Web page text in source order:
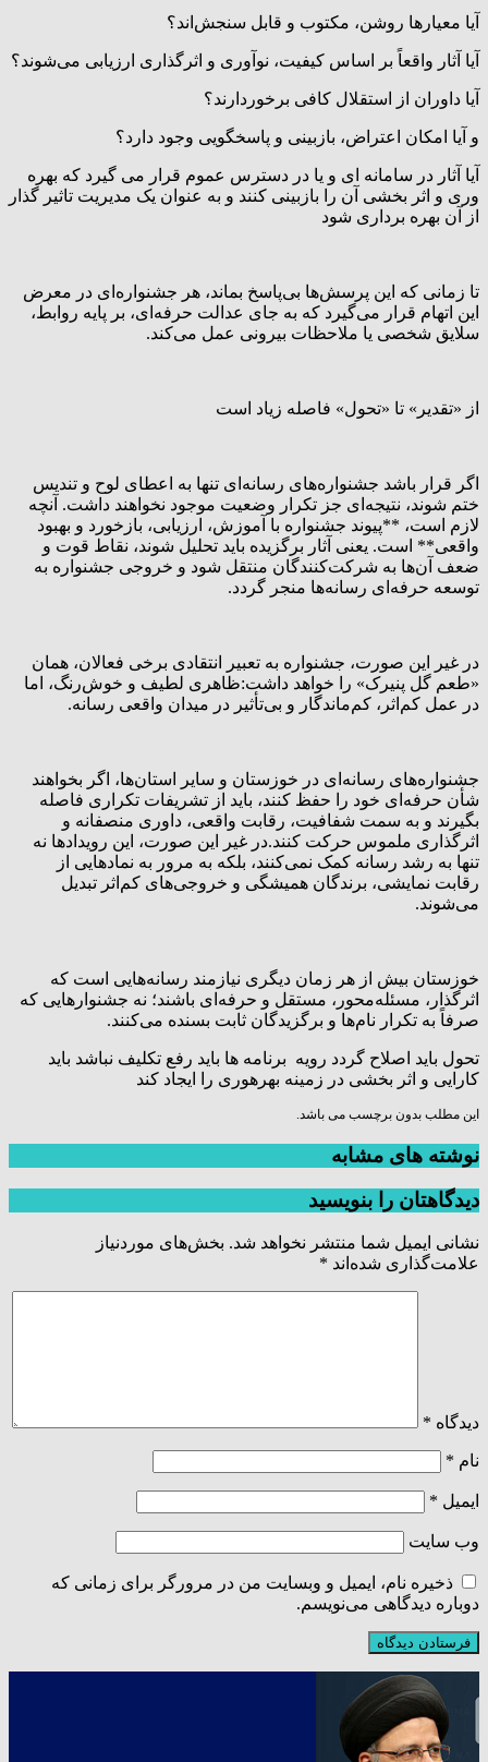
آیا معیارها روشن، مکتوب و قابل سنجش‌اند؟
آیا آثار واقعاً بر اساس کیفیت، نوآوری و اثرگذاری ارزیابی می‌شوند؟
آیا داوران از استقلال کافی برخوردارند؟
و آیا امکان اعتراض، بازبینی و پاسخگویی وجود دارد؟
آیا آثار در سامانه ای و یا در دسترس عموم قرار می گیرد که بهره
وری و اثر بخشی آن را بازبینی کنند و به عنوان یک مدیریت تاثیر گذار
از آن بهره برداری شود
تا زمانی که این پرسش‌ها بی‌پاسخ بماند، هر جشنواره‌ای در معرض
این اتهام قرار می‌گیرد که به جای عدالت حرفه‌ای، بر پایه روابط،
سلایق شخصی یا ملاحظات بیرونی عمل می‌کند.
از «تقدیر» تا «تحول» فاصله زیاد است
اگر قرار باشد جشنواره‌های رسانه‌ای تنها به اعطای لوح و تندیس
ختم شوند، نتیجه‌ای جز تکرار وضعیت موجود نخواهند داشت. آنچه
لازم است، **پیوند جشنواره با آموزش، ارزیابی، بازخورد و بهبود
واقعی** است. یعنی آثار برگزیده باید تحلیل شوند، نقاط قوت و
ضعف آن‌ها به شرکت‌کنندگان منتقل شود و خروجی جشنواره به
توسعه حرفه‌ای رسانه‌ها منجر گردد.
در غیر این صورت، جشنواره به تعبیر انتقادی برخی فعالان، همان
«طعم گل پنیرک» را خواهد داشت:ظاهری لطیف و خوش‌رنگ، اما
در عمل کم‌اثر، کم‌ماندگار و بی‌تأثیر در میدان واقعی رسانه.
جشنواره‌های رسانه‌ای در خوزستان و سایر استان‌ها، اگر بخواهند
شأن حرفه‌ای خود را حفظ کنند، باید از تشریفات تکراری فاصله
بگیرند و به سمت شفافیت، رقابت واقعی، داوری منصفانه و
اثرگذاری ملموس حرکت کنند.در غیر این صورت، این رویدادها نه
تنها به رشد رسانه کمک نمی‌کنند، بلکه به مرور به نمادهایی از
رقابت نمایشی، برندگان همیشگی و خروجی‌های کم‌اثر تبدیل
می‌شوند.
خوزستان بیش از هر زمان دیگری نیازمند رسانه‌هایی است که
اثرگذار، مسئله‌محور، مستقل و حرفه‌ای باشند؛ نه جشنوارهایی که
صرفاً به تکرار نام‌ها و برگزیدگان ثابت بسنده می‌کنند.
تحول باید اصلاح گردد رویه برنامه ها باید رفع تکلیف نباشد باید
کارایی و اثر بخشی در زمینه بهرهوری را ایجاد کند
این مطلب بدون برچسب می باشد.
نوشته های مشابه
دیدگاهتان را بنویسید
نشانی ایمیل شما منتشر نخواهد شد. بخش‌های موردنیاز
علامت‌گذاری شده‌اند *
دیدگاه *
نام *
ایمیل *
وب‌ سایت
ذخیره نام، ایمیل و وبسایت من در مرورگر برای زمانی که
دوباره دیدگاهی می‌نویسم.